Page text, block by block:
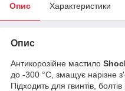
Опис Характеристики
Опис
Антикорозійне мастило
до -300 °C, змащує нарізне
Підходить для гвинтів, болтів